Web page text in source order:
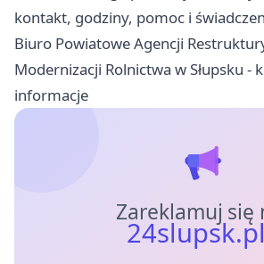
kontakt, godziny, pomoc i
Biuro Powiatowe Agencji
Modernizacji Rolnictwa w Słupsku -
informacje
Zareklamuj się